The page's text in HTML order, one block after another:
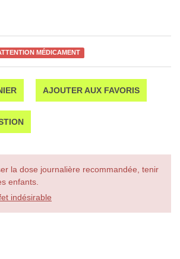
MÉDICAMENT
AJOUTER AUX FAVORIS
la dose journalière recommandée, tenir
enfants.
indésirable